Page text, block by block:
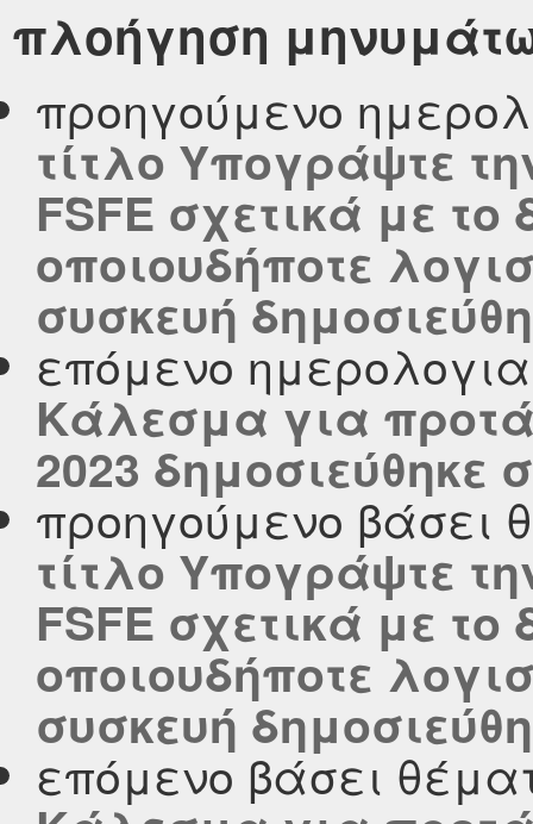
πλοήγηση
προηγούμενο
τίτλο Υπογράψτε
FSFE σχετικά με
οποιουδήποτε
συσκευή
επόμενο
Κάλεσμα για
2023 δημοσιεύθηκε
προηγούμενο βάσει
τίτλο Υπογράψτε
FSFE σχετικά με
οποιουδήποτε
συσκευή
επόμενο βάσει